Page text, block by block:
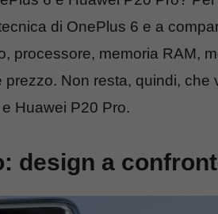
di OnePlus 6 e a
processore, memoria RAM,
Non resta, quindi, che
Huawei P20 Pro.
design a